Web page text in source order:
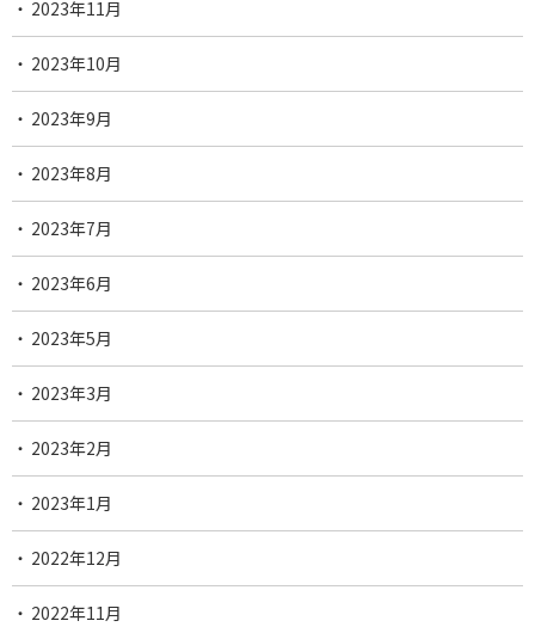
2023年11月
2023年10月
2023年9月
2023年8月
2023年7月
2023年6月
2023年5月
2023年3月
2023年2月
2023年1月
2022年12月
2022年11月